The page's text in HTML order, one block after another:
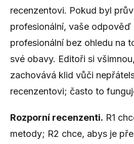
recenzentovi. Pokud byl
profesionální, vaše odpověď
profesionální bez ohledu na
své obavy. Editoři si
zachovává klid vůči
recenzentovi; často to
Rozporní recenzenti. R1
metody; R2 chce, abys je